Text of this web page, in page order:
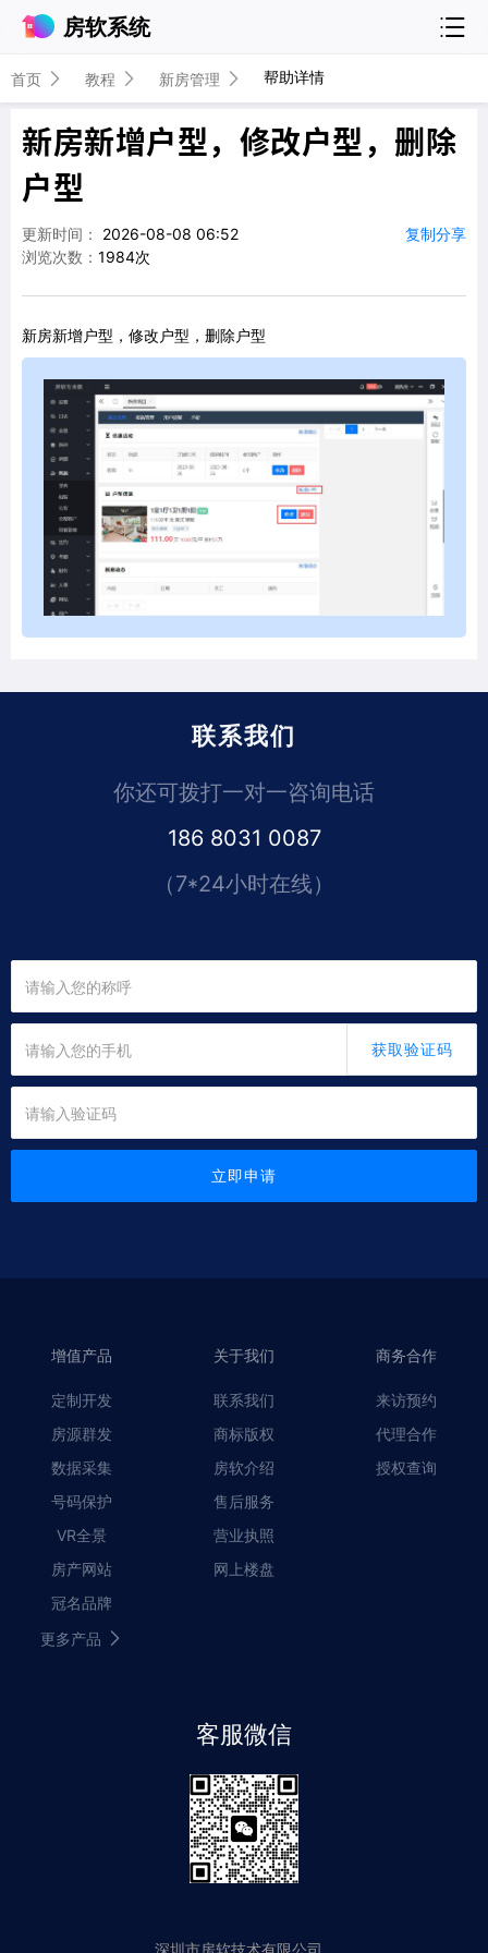
房软系统
首页 教程 新房管理 帮助详情
新房新增户型，修改户型，删除
户型
更新时间：
2026-08-08 06:52
浏览次数： 1984次
复制分享
新房新增户型，修改户型，删除户型
联系我们
你还可拨打一对一咨询电话
186 8031 0087
（7*24小时在线）
获取验证码
立即申请
增值产品
定制开发
房源群发
数据采集
号码保护
VR全景
房产网站
冠名品牌
更多产品
关于我们
联系我们
商标版权
房软介绍
售后服务
营业执照
网上楼盘
商务合作
来访预约
代理合作
授权查询
客服微信
深圳市房软技术有限公司